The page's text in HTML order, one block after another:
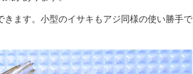
ます。小型のイサキもアジ同様の使い勝手で